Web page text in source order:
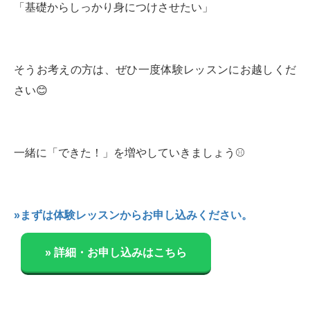
「基礎からしっかり身につけさせたい」
そうお考えの方は、ぜひ一度体験レッスンにお越しくだ
さい😊
一緒に「できた！」を増やしていきましょう⚾️
»まずは体験レッスンからお申し込みください。
» 詳細・お申し込みはこちら